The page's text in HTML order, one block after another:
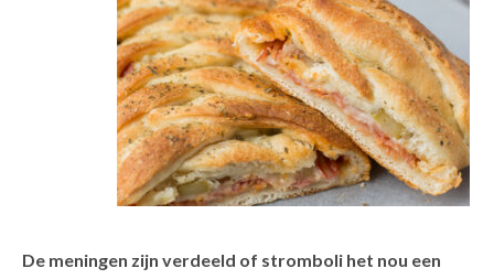
De meningen zijn verdeeld of stromboli het nou een